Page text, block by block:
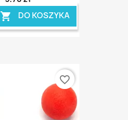
 DO KOSZYKA
favorite_border